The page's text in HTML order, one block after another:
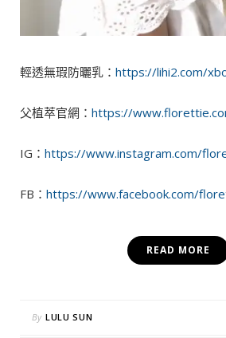
輕透無瑕防曬乳： https://lihi2.com/
父植萃官網： https://
IG： https://www.instagram.com/
FB： https://www.facebook.com/
READ MORE
By LULU SUN